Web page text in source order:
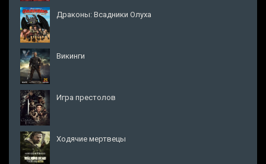
Драконы: Всадники Олуха
Викинги
Игра престолов
Ходячие мертвецы